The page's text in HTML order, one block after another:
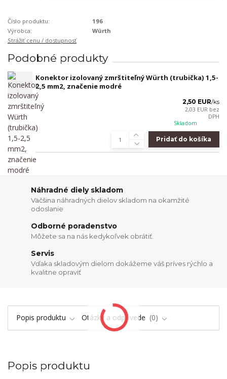
Číslo produktu:
196
Výrobca:
Würth
Strážiť cenu / dostupnosť
Podobné produkty
Konektor izolovaný zmrštiteľný Würth (trubička) 1,5-
2,5 mm2, značenie modré
2,50 EUR/ks
2,03 EUR bez
DPH
Skladom
Pridať do košíka
Náhradné diely skladom
Väčšina náhradných dielov skladom na okamžité
odoslanie
Odborné poradenstvo
Môžete sa na nás kedykoľvek obrátiť.
Servis
Vďaka skladovým dielom dokážeme váš príves rýchlo a
kvalitne opraviť
Popis produktu Otázky a odpovede 0
Popis produktu